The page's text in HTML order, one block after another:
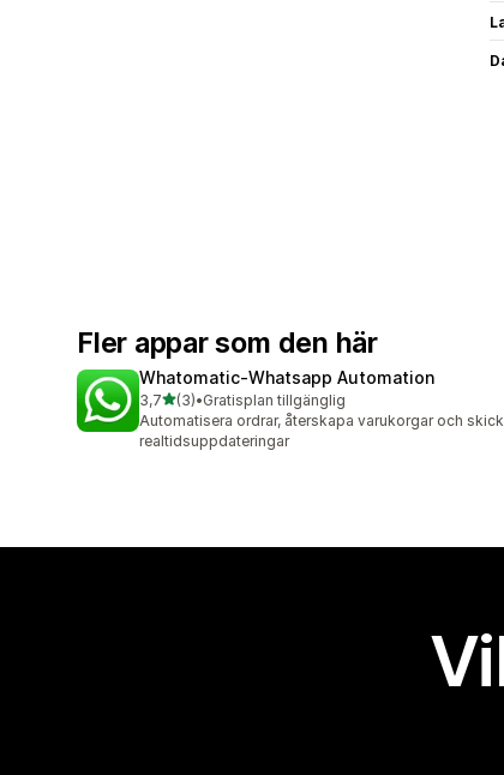
Fler appar som den här
Whatomatic‑Whatsapp Automation
3,7av 5 stjärnor
(3)
3 recensioner totalt
•Gratisplan tillgänglig
Automatisera ordrar, återskapa varukorgar och
realtidsuppdateringar